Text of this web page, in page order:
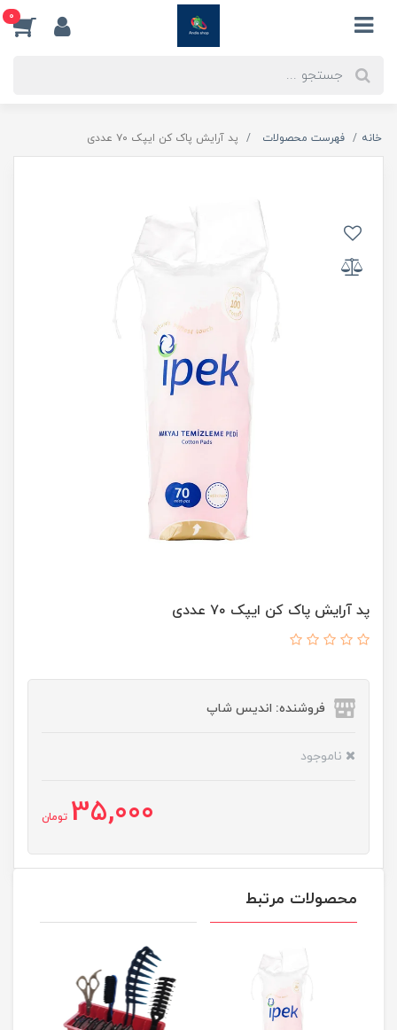
0
خانه فهرست محصولات پد آرایش پاک کن ایپک ۷۰ عددی
پد آرایش پاک کن ایپک ۷۰ عددی
فروشنده: اندیس شاپ
ناموجود
35,000 تومان
محصولات مرتبط